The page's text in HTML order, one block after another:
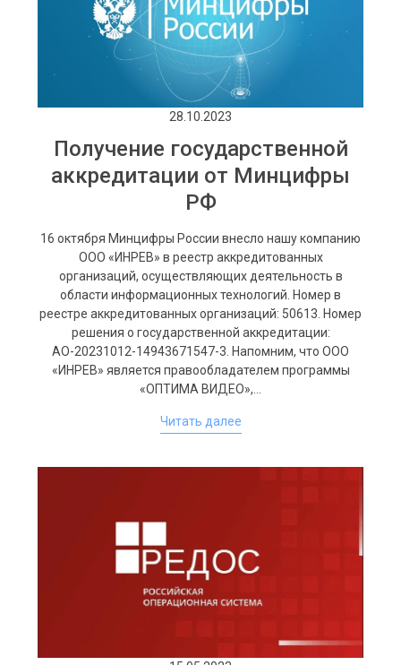
28.10.2023
Получение государственной
аккредитации от Минцифры
РФ
16 октября Минцифры России внесло нашу компанию
ООО «ИНРЕВ» в реестр аккредитованных
организаций, осуществляющих деятельность в
области информационных технологий. Номер в
реестре аккредитованных организаций: 50613. Номер
решения о государственной аккредитации:
АО-20231012-14943671547-3. Напомним, что ООО
«ИНРЕВ» является правообладателем программы
«ОПТИМА ВИДЕО»,…
Читать далее